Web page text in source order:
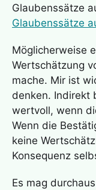
Glaubenssätze
Glaubenssätze
Möglicherweise
Wertschätzung
mache. Mir ist
denken. Indirekt
wertvoll, wenn
Wenn die
keine
Konsequenz
Es mag